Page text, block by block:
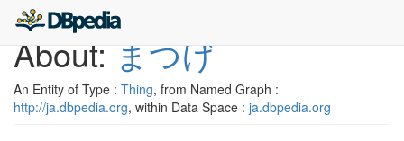
About:まつげ
An Entity of Type : Thing, from Named Graph :
http://ja.dbpedia.org, within Data Space : ja.dbpedia.org